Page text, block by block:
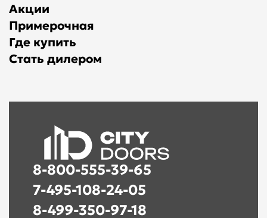
Акции
Примерочная
Где купить
Стать дилером
8-800-555-39-65
7-495-108-24-05
8-499-350-97-18